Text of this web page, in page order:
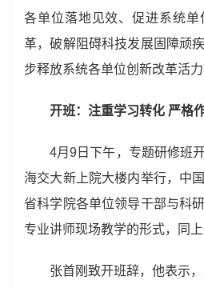
各单位落地见效、促进系统
革，破解阻碍科技发展固障顽
步释放系统各单位创新改革活
开班：注重学习转化 严格
4月9日下午，专题研修班
海交大新上院大楼内举行，中
省科学院各单位领导干部与科
专业讲师现场教学的形式，同上
张首刚致开班辞，他表示